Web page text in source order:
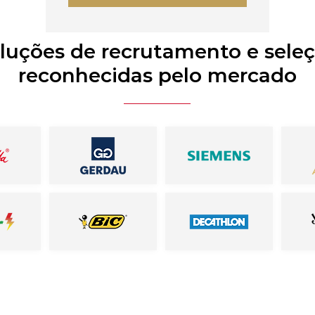
de recrutamento e
reconhecidas pelo mercado